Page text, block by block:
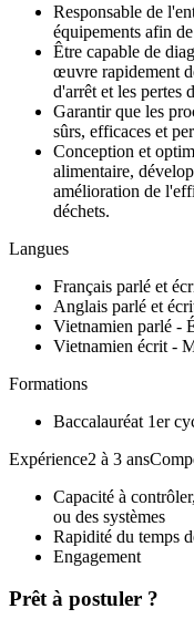
Responsable de
équipements afin
Être capable de
œuvre rapidement
d'arrêt et les pertes
Garantir que les
sûrs, efficaces et
Conception et
alimentaire,
amélioration de
déchets.
Langues
Français parlé et
Anglais parlé et
Vietnamien parlé -
Vietnamien écrit -
Formations
Baccalauréat 1er
Expérience2 à 3
Capacité à
ou des systèmes
Rapidité du temps
Engagement
Prêt à postuler ?